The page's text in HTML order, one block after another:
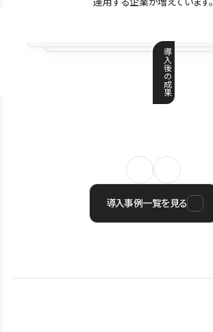
導
入
後
の
成
果
導入事例一覧を見る